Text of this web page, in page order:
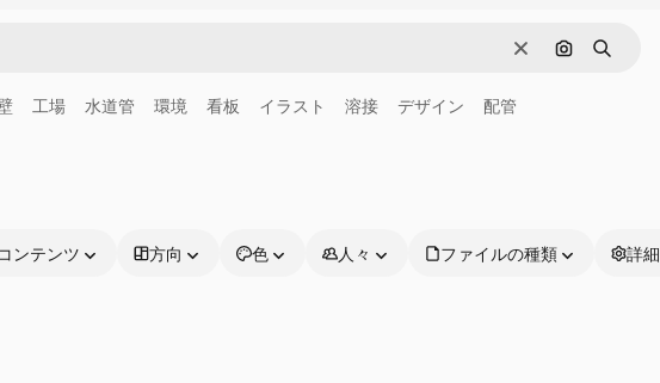
消去 画像で検索
検索
工場 水道管 環境 看板 イラスト 溶接 デザイン 配管
ンテンツ 方向 色 人々 ファイルの種類 詳細